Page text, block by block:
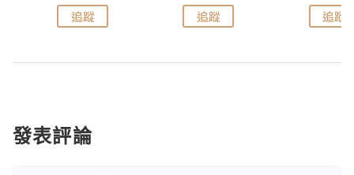
追蹤 追蹤 追蹤
發表評論